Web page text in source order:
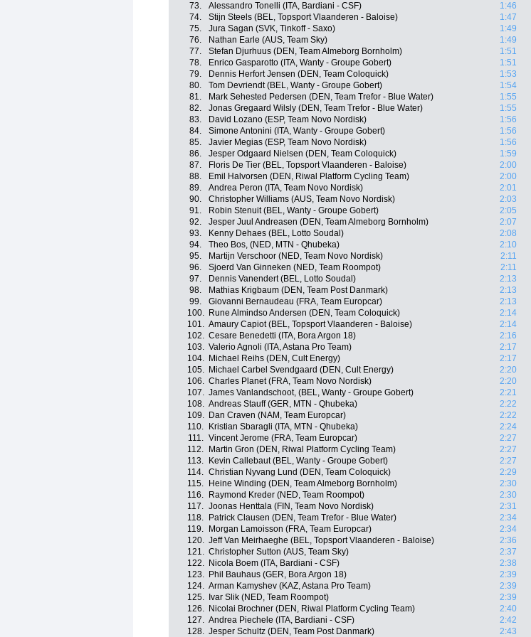
73.
Alessandro Tonelli (ITA, Bardiani - CSF)
1:46
74.
Stijn Steels (BEL, Topsport Vlaanderen - Baloise)
1:47
75.
Jura Sagan (SVK, Tinkoff - Saxo)
1:49
76.
Nathan Earle (AUS, Team Sky)
1:49
77.
Stefan Djurhuus (DEN, Team Almeborg Bornholm)
1:51
78.
Enrico Gasparotto (ITA, Wanty - Groupe Gobert)
1:51
79.
Dennis Herfort Jensen (DEN, Team Coloquick)
1:53
80.
Tom Devriendt (BEL, Wanty - Groupe Gobert)
1:54
81.
Mark Sehested Pedersen (DEN, Team Trefor - Blue Water)
1:55
82.
Jonas Gregaard Wilsly (DEN, Team Trefor - Blue Water)
1:55
83.
David Lozano (ESP, Team Novo Nordisk)
1:56
84.
Simone Antonini (ITA, Wanty - Groupe Gobert)
1:56
85.
Javier Megias (ESP, Team Novo Nordisk)
1:56
86.
Jesper Odgaard Nielsen (DEN, Team Coloquick)
1:59
87.
Floris De Tier (BEL, Topsport Vlaanderen - Baloise)
2:00
88.
Emil Halvorsen (DEN, Riwal Platform Cycling Team)
2:00
89.
Andrea Peron (ITA, Team Novo Nordisk)
2:01
90.
Christopher Williams (AUS, Team Novo Nordisk)
2:03
91.
Robin Stenuit (BEL, Wanty - Groupe Gobert)
2:05
92.
Jesper Juul Andreasen (DEN, Team Almeborg Bornholm)
2:07
93.
Kenny Dehaes (BEL, Lotto Soudal)
2:08
94.
Theo Bos, (NED, MTN - Qhubeka)
2:10
95.
Martijn Verschoor (NED, Team Novo Nordisk)
2:11
96.
Sjoerd Van Ginneken (NED, Team Roompot)
2:11
97.
Dennis Vanendert (BEL, Lotto Soudal)
2:13
98.
Mathias Krigbaum (DEN, Team Post Danmark)
2:13
99.
Giovanni Bernaudeau (FRA, Team Europcar)
2:13
100.
Rune Almindso Andersen (DEN, Team Coloquick)
2:14
101. Amaury Capiot (BEL, Topsport Vlaanderen - Baloise)
2:14
102. Cesare Benedetti (ITA, Bora Argon 18)
2:16
103. Valerio Agnoli (ITA, Astana Pro Team)
2:17
104.
Michael Reihs (DEN, Cult Energy)
2:17
105.
Michael Carbel Svendgaard (DEN, Cult Energy)
2:20
106. Charles Planet (FRA, Team Novo Nordisk)
2:20
107. James Vanlandschoot, (BEL, Wanty - Groupe Gobert)
2:21
108. Andreas Stauff (GER, MTN - Qhubeka)
2:22
109.
Dan Craven (NAM, Team Europcar)
2:22
110.
Kristian Sbaragli (ITA, MTN - Qhubeka)
2:24
111. Vincent Jerome (FRA, Team Europcar)
2:27
112.
Martin Gron (DEN, Riwal Platform Cycling Team)
2:27
113.
Kevin Callebaut (BEL, Wanty - Groupe Gobert)
2:27
114. Christian Nyvang Lund (DEN, Team Coloquick)
2:29
115.
Heine Winding (DEN, Team Almeborg Bornholm)
2:30
116.
Raymond Kreder (NED, Team Roompot)
2:30
117. Joonas Henttala (FIN, Team Novo Nordisk)
2:31
118.
Patrick Clausen (DEN, Team Trefor - Blue Water)
2:34
119.
Morgan Lamoisson (FRA, Team Europcar)
2:34
120. Jeff Van Meirhaeghe (BEL, Topsport Vlaanderen - Baloise)
2:36
121. Christopher Sutton (AUS, Team Sky)
2:37
122.
Nicola Boem (ITA, Bardiani - CSF)
2:38
123.
Phil Bauhaus (GER, Bora Argon 18)
2:39
124. Arman Kamyshev (KAZ, Astana Pro Team)
2:39
125.
Ivar Slik (NED, Team Roompot)
2:39
126.
Nicolai Brochner (DEN, Riwal Platform Cycling Team)
2:40
127. Andrea Piechele (ITA, Bardiani - CSF)
2:42
128. Jesper Schultz (DEN, Team Post Danmark)
2:43